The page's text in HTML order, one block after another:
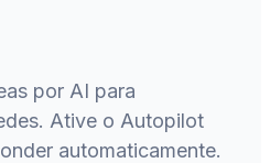
por AI para
Ative o Autopilot
automaticamente.